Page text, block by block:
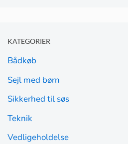
KATEGORIER
Bådkøb
Sejl med børn
Sikkerhed til søs
Teknik
Vedligeholdelse